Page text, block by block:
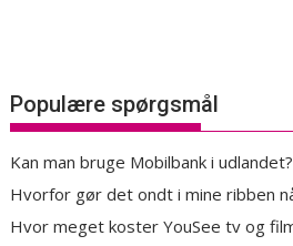
Populære spørgsmål
Kan man bruge Mobilbank i udlandet?
Hvorfor gør det ondt i mine ribben
Hvor meget koster YouSee tv og